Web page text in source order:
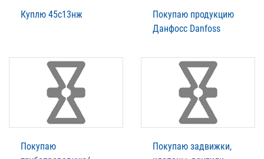
Куплю 45с13нж
Покупаю продукцию
Данфосс Danfoss
Покупаю
Покупаю задвижки,